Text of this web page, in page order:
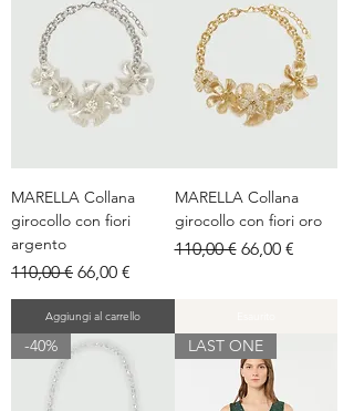
MARELLA Collana
girocollo con fiori
argento
Prezzo regolare
110,00 € Prezzo scontato
66,00 €
Aggiungi al carrello
MARELLA Collana
girocollo con fiori oro
Prezzo regolare
110,00 € Prezzo scontato
66,00 €
-40% LAST ONE